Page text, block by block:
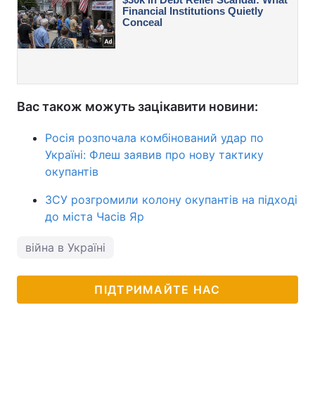
Вас також можуть зацікавити новини:
Росія розпочала комбінований удар по
Україні: Флеш заявив про нову тактику
окупантів
ЗСУ розгромили колону окупантів на підході
до міста Часів Яр
війна в Україні
ПІДТРИМАЙТЕ НАС